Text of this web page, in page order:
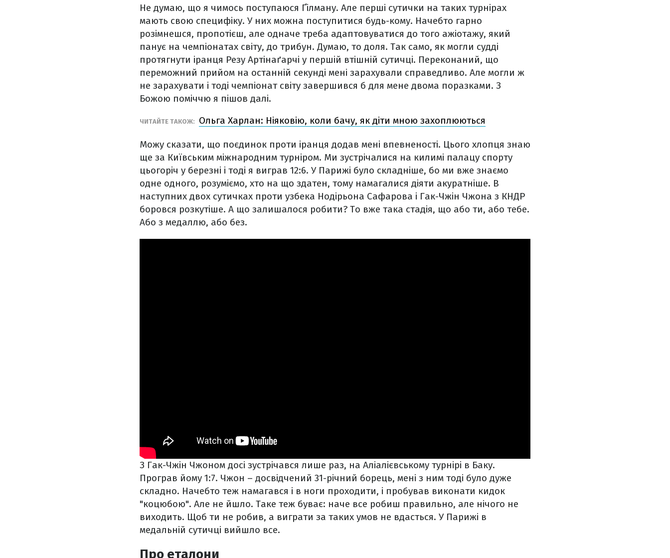
Не думаю, що я чимось поступаюся Ґілману. Але перші сутички на таких турнірах
мають свою специфіку. У них можна поступитися будь-кому. Начебто гарно
розімнешся, пропотієш, але одначе треба адаптовуватися до того ажіотажу, який
панує на чемпіонатах світу, до трибун. Думаю, то доля. Так само, як могли судді
протягнути іранця Резу Артінаґарчі у першій втішній сутичці. Переконаний, що
переможний прийом на останній секунді мені зарахували справедливо. Але могли ж
не зарахувати і тоді чемпіонат світу завершився б для мене двома поразками. З
Божою поміччю я пішов далі.
ЧИТАЙТЕ ТАКОЖ: Ольга Харлан: Ніяковію, коли бачу, як діти мною захоплюються
Можу сказати, що поєдинок проти іранця додав мені впевненості. Цього хлопця знаю
ще за Київським міжнародним турніром. Ми зустрічалися на килимі палацу спорту
цьогоріч у березні і тоді я виграв 12:6. У Парижі було складніше, бо ми вже знаємо
одне одного, розуміємо, хто на що здатен, тому намагалися діяти акуратніше. В
наступних двох сутичках проти узбека Нодірьона Сафарова і Гак-Чжін Чжона з КНДР
боровся розкутіше. А що залишалося робити? То вже така стадія, що або ти, або тебе.
Або з медаллю, або без.
З Гак-Чжін Чжоном досі зустрічався лише раз, на Аліалієвському турнірі в Баку.
Програв йому 1:7. Чжон – досвідчений 31-річний борець, мені з ним тоді було дуже
складно. Начебто теж намагався і в ноги проходити, і пробував виконати кидок
"коцюбою". Але не йшло. Таке теж буває: наче все робиш правильно, але нічого не
виходить. Щоб ти не робив, а виграти за таких умов не вдасться. У Парижі в
медальній сутичці вийшло все.
Про еталони